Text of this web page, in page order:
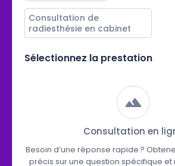
Consultation de
radiesthésie en cabinet
Sélectionnez la prestation
Consultation en
Besoin d’une réponse rapide ?
précis sur une question spécifique